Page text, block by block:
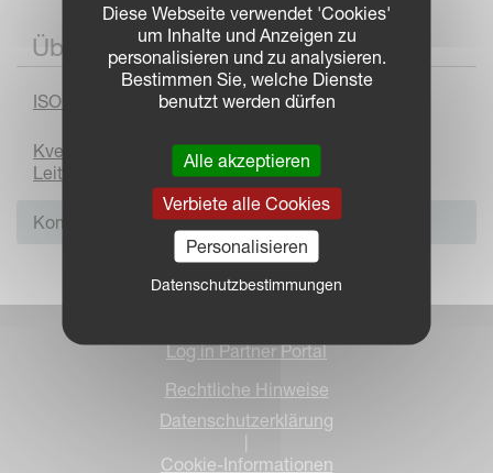
Über ISOBUS
ISOBUS
Kverneland Group und AEF - Mitglieder und
Leitungsausschuss
Kompatibilitäts-Check
Log in Partner Portal
Rechtliche Hinweise
Datenschutzerklärung
|
Cookie-Informationen
Diese Webseite verwendet 'Cookies'
um Inhalte und Anzeigen zu
personalisieren und zu analysieren.
Bestimmen Sie, welche Dienste
benutzt werden dürfen
Alle akzeptieren
Verbiete alle Cookies
Personalisieren
Datenschutzbestimmungen